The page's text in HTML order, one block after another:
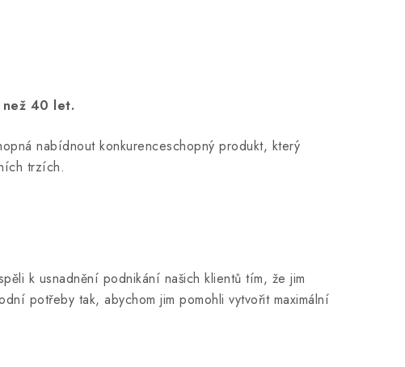
než 40 let.
nabídnout konkurenceschopný produkt, který
trzích.
k usnadnění podnikání našich klientů tím, že jim
potřeby tak, abychom jim pomohli vytvořit maximální